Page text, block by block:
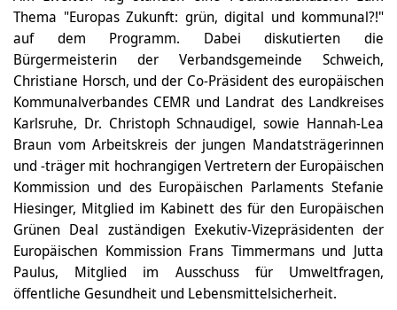
Thema "Europas Zukunft: grün, digital und kommunal?!"
auf dem Programm. Dabei diskutierten die
Bürgermeisterin der Verbandsgemeinde Schweich,
Christiane Horsch, und der Co-Präsident des europäischen
Kommunalverbandes CEMR und Landrat des Landkreises
Karlsruhe, Dr. Christoph Schnaudigel, sowie Hannah-Lea
Braun vom Arbeitskreis der jungen Mandatsträgerinnen
und -träger mit hochrangigen Vertretern der Europäischen
Kommission und des Europäischen Parlaments Stefanie
Hiesinger, Mitglied im Kabinett des für den Europäischen
Grünen Deal zuständigen Exekutiv-Vizepräsidenten der
Europäischen Kommission Frans Timmermans und Jutta
Paulus, Mitglied im Ausschuss für Umweltfragen,
öffentliche Gesundheit und Lebensmittelsicherheit.